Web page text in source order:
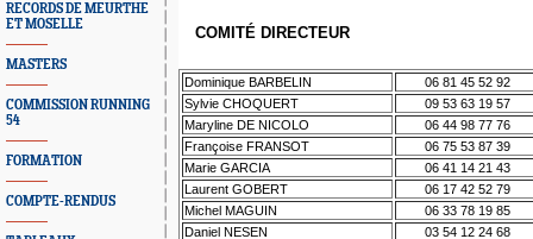
RECORDS DE MEURTHE
ET MOSELLE
MASTERS
COMMISSION RUNNING
54
FORMATION
COMPTE-RENDUS
COMITÉ DIRECTEUR
Dominique BARBELIN
06 81 45 52 92
Sylvie CHOQUERT
09 53 63 19 57
Maryline DE NICOLO
06 44 98 77 76
Françoise FRANSOT
06 75 53 87 39
Marie GARCIA
06 41 14 21 43
Laurent GOBERT
06 17 42 52 79
Michel MAGUIN
06 33 78 19 85
Daniel NESEN
03 54 12 24 68